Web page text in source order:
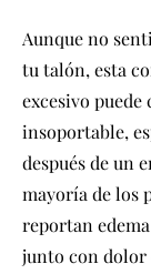
Aunque no
tu talón, esta
excesivo puede
insoportable,
después de un
mayoría de los
reportan
junto con dolor